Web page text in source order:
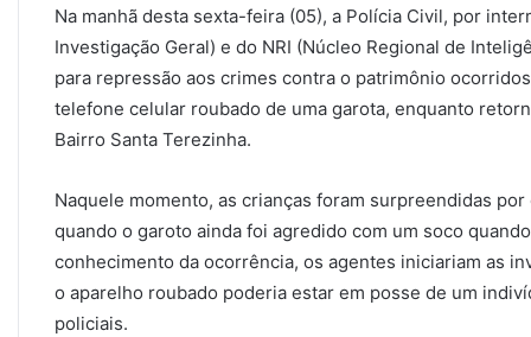
Na manhã desta sexta-feira (05), a Polícia Civil, por
Investigação Geral) e do NRI (Núcleo Regional de
para repressão aos crimes contra o patrimônio
telefone celular roubado de uma garota, enquanto
Bairro Santa Terezinha.
Naquele momento, as crianças foram surpreendidas
quando o garoto ainda foi agredido com um soco
conhecimento da ocorrência, os agentes iniciariam as
o aparelho roubado poderia estar em posse de um
policiais.